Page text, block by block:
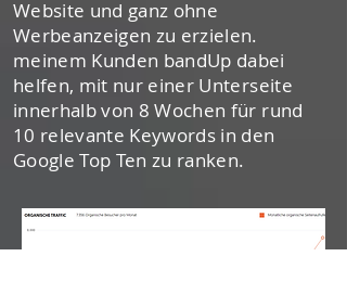
Website und ganz ohne
Werbeanzeigen zu erzielen.
meinem Kunden bandUp dabei
helfen, mit nur einer Unterseite
innerhalb von 8 Wochen für rund
10 relevante Keywords in den
Google Top Ten zu ranken.